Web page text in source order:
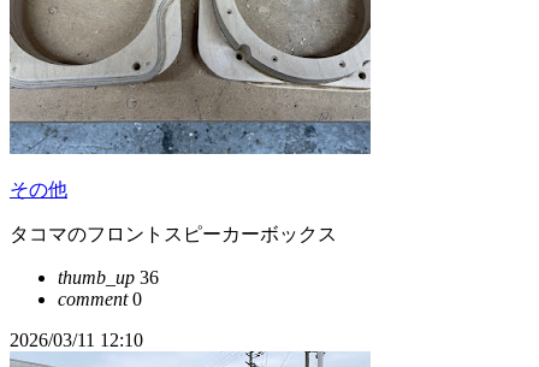
その他
タコマのフロントスピーカーボックス
thumb_up 36
comment0
2026/03/11 12:10